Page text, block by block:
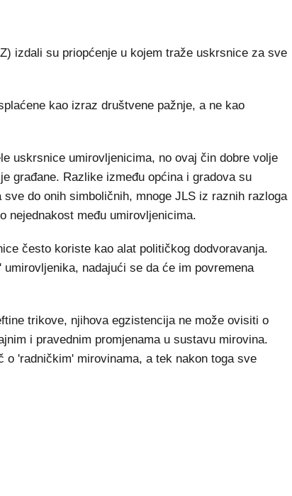
izdali su priopćenje u kojem traže uskrsnice za sve
kao izraz društvene pažnje, a ne kao
uskrsnice umirovljenicima, no ovaj čin dobre volje
građane. Razlike između općina i gradova su
do onih simboličnih, mnoge JLS iz raznih razloga
nejednakost među umirovljenicima.
često koriste kao alat političkog dodvoravanja.
nadajući se da će im povremena
trikove, njihova egzistencija ne može ovisiti o
i pravednim promjenama u sustavu mirovina.
'radničkim' mirovinama, a tek nakon toga sve